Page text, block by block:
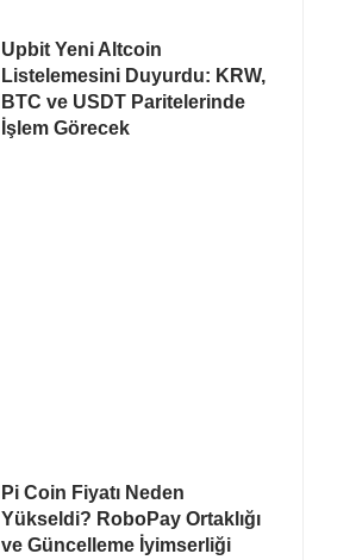
Upbit Yeni Altcoin
Listelemesini Duyurdu: KRW,
BTC ve USDT Paritelerinde
İşlem Görecek
Pi Coin Fiyatı Neden
Yükseldi? RoboPay Ortaklığı
ve Güncelleme İyimserliği